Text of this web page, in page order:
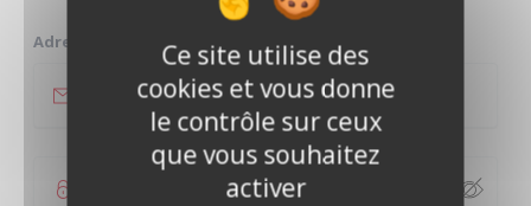
Adresse e-mail
Ce site utilise des
cookies et vous donne
le contrôle sur ceux
que vous souhaitez
activer